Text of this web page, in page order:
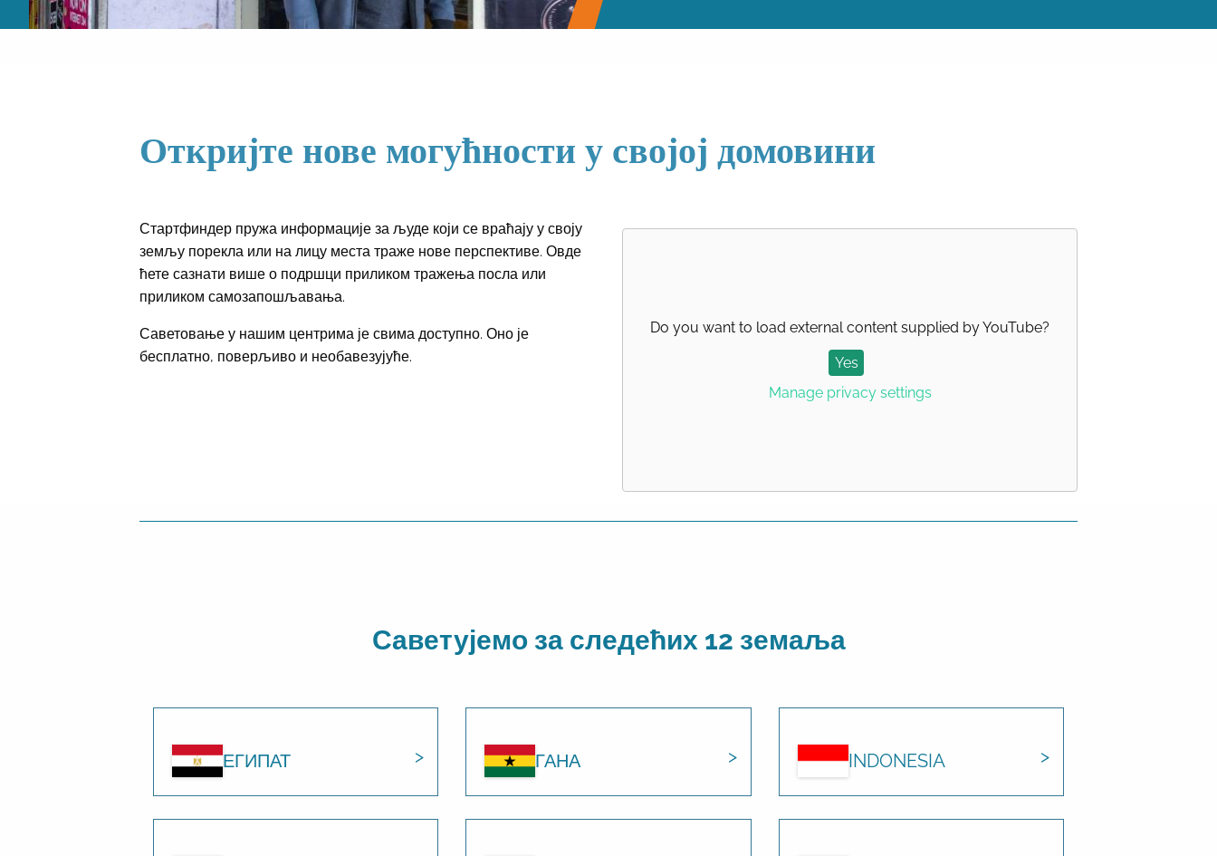
Откријте нове могућности у својој домовини
Стартфиндер пружа информације за људе који се враћају у своју
земљу порекла или на лицу места траже нове перспективе. Овде
ћете сазнати више о подршци приликом тражења посла или
приликом самозапошљавања.
Саветовање у нашим центрима је свима доступно. Оно је
бесплатно, поверљиво и необавезујуће.
Do you want to load external content supplied byYouTube?
Yes
Manage privacy settings
Саветујемо за следећих 12 земаља
ЕГИПАТ ГАНА INDONESIA